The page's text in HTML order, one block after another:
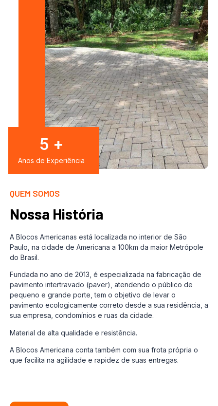
QUEM SOMOS
Nossa História
A Blocos Americanas está localizada no interior de São
Paulo, na cidade de Americana a 100km da maior Metrópole
do Brasil.
Fundada no ano de 2013, é especializada na fabricação de
pavimento intertravado (paver), atendendo o público de
pequeno e grande porte, tem o objetivo de levar o
pavimento ecologicamente correto desde a sua residência, a
sua empresa, condomínios e ruas da cidade.
Material de alta qualidade e resistência.
A Blocos Americana conta também com sua frota própria o
que facilita na agilidade e rapidez de suas entregas.
8 +
Anos de Experiência